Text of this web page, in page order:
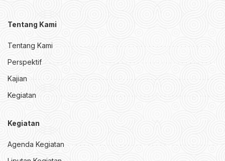
Tentang Kami
Tentang Kami
Perspektif
Kajian
Kegiatan
Kegiatan
Agenda Kegiatan